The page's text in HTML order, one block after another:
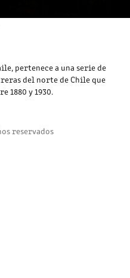
pertenece a una serie de
del norte de Chile que
1880 y 1930.
reservados